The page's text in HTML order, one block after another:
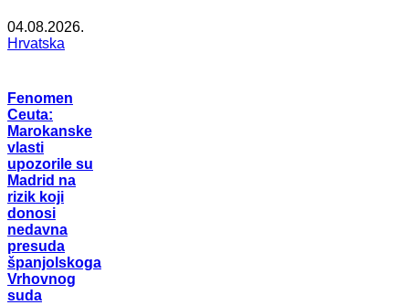
04.08.2026.
Hrvatska
Fenomen
Ceuta:
Marokanske
vlasti
upozorile su
Madrid na
rizik koji
donosi
nedavna
presuda
španjolskoga
Vrhovnog
suda